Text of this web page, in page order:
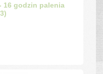
16 godzin palenia